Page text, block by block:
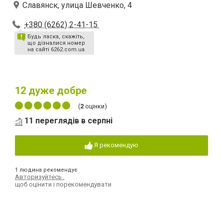
Славянск, улица Шевченко, 4
+380 (6262) 2-41-15
Будь ласка, скажіть,
що дізналися номер
на сайті 6262.com.ua
12 дуже добре
(2 оцінки)
11 переглядів в серпні
Я рекомендую
1 людина рекомендує
Авторизуйтесь
щоб оцінити і порекомендувати